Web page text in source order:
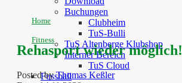
Buchungen
Clubheim
TuS-Bulli
TuS Altenberge Klubshop
Interner Bereich
TuS Cloud
Fussball
Home
Fitness
Rehasport wieder möglich!
Posted byThomas Keßler